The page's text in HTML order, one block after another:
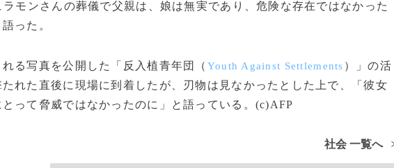
モンさんの葬儀で父親は、娘は無実であり、危険な存在ではなかった
った。
る写真を公開した「反入植青年団（ Youth Against Settlements ）」の活
れた直後に現場に到着したが、刃物は見なかったとした上で、「彼女
って脅威ではなかったのに」と語っている。(c)AFP
社会 一覧へ